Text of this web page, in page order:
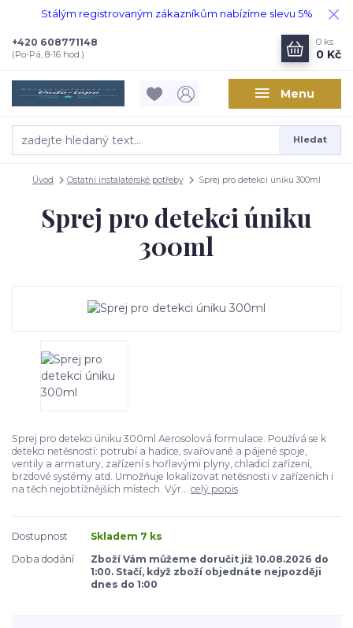
Stálým registrovaným zákazníkům nabízíme slevu 5%
Menu
Hledat
+420 608771148
(Po-Pá, 8-16 hod.)
0 ks
0 Kč
Úvod Ostatní instalatérské potřeby Sprej pro detekci úniku 300ml
Sprej pro detekci úniku
300ml
Sprej pro detekci úniku 300ml Aerosolová formulace. Používá se k
detekci netěsností: potrubí a hadice, svařované a pájené spoje,
ventily a armatury, zařízení s hořlavými plyny, chladicí zařízení,
brzdové systémy atd. Umožňuje lokalizovat netěsnosti v zařízeních i
na těch nejobtížnějších místech. Výr... celý popis
Dostupnost
Skladem 7 ks
Doba dodání
Zboží Vám můžeme doručit již 10.08.2026 do
1:00. Stačí, když zboží objednáte nejpozději
dnes do 1:00